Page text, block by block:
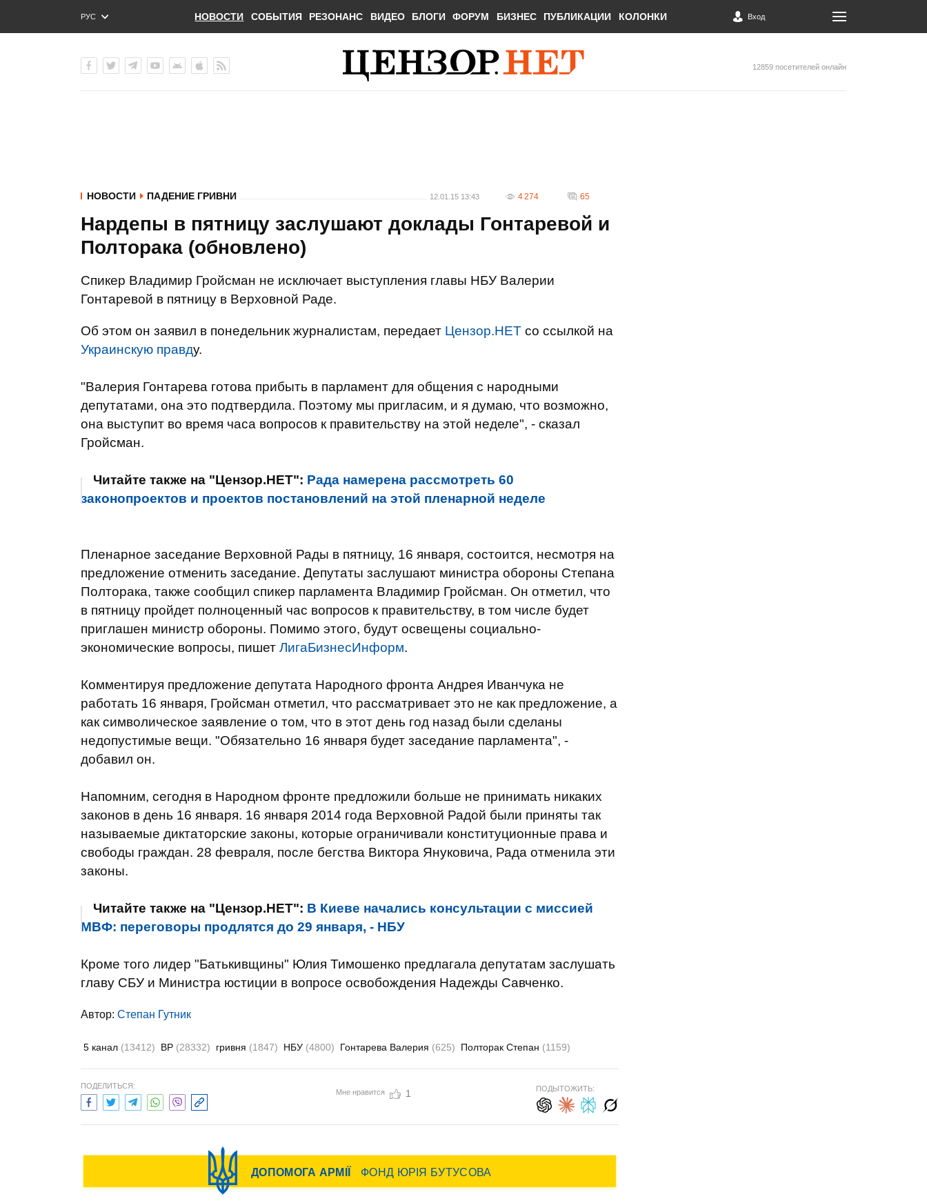
РУС
ENG
НОВОСТИ СОБЫТИЯ РЕЗОНАНС ВИДЕО БЛОГИ ФОРУМ БИЗНЕС ПУБЛИКАЦИИ КОЛОНКИ Вход
12859 посетителей онлайн
НОВОСТИ ПАДЕНИЕ ГРИВНИ 12.01.15 13:43 4 274 65
Нардепы в пятницу заслушают доклады Гонтаревой и
Полторака (обновлено)
Спикер Владимир Гройсман не исключает выступления главы НБУ Валерии
Гонтаревой в пятницу в Верховной Раде.
Об этом он заявил в понедельник журналистам, передает Цензор.НЕТ со ссылкой на
Украинскую правду.
"Валерия Гонтарева готова прибыть в парламент для общения с народными
депутатами, она это подтвердила. Поэтому мы пригласим, и я думаю, что возможно,
она выступит во время часа вопросов к правительству на этой неделе", - сказал
Гройсман.
Читайте также на "Цензор.НЕТ": Рада намерена рассмотреть 60
законопроектов и проектов постановлений на этой пленарной неделе
Пленарное заседание Верховной Рады в пятницу, 16 января, состоится, несмотря на
предложение отменить заседание. Депутаты заслушают министра обороны Степана
Полторака, также сообщил спикер парламента Владимир Гройсман. Он отметил, что
в пятницу пройдет полноценный час вопросов к правительству, в том числе будет
приглашен министр обороны. Помимо этого, будут освещены социально-
экономические вопросы, пишет ЛигаБизнесИнформ.
Комментируя предложение депутата Народного фронта Андрея Иванчука не
работать 16 января, Гройсман отметил, что рассматривает это не как предложение, а
как символическое заявление о том, что в этот день год назад были сделаны
недопустимые вещи. "Обязательно 16 января будет заседание парламента", -
добавил он.
Напомним, сегодня в Народном фронте предложили больше не принимать никаких
законов в день 16 января. 16 января 2014 года Верховной Радой были приняты так
называемые диктаторские законы, которые ограничивали конституционные права и
свободы граждан. 28 февраля, после бегства Виктора Януковича, Рада отменила эти
законы.
Читайте также на "Цензор.НЕТ": В Киеве начались консультации с миссией
МВФ: переговоры продлятся до 29 января, - НБУ
Кроме того лидер "Батькивщины" Юлия Тимошенко предлагала депутатам заслушать
главу СБУ и Министра юстиции в вопросе освобождения Надежды Савченко.
Автор: Степан Гутник
5 канал (13412) ВР (28332) гривня (1847) НБУ (4800) Гонтарева Валерия (625) Полторак Степан (1159)
ПОДЕЛИТЬСЯ:
Мне нравится 1 ПОДЫТОЖИТЬ: